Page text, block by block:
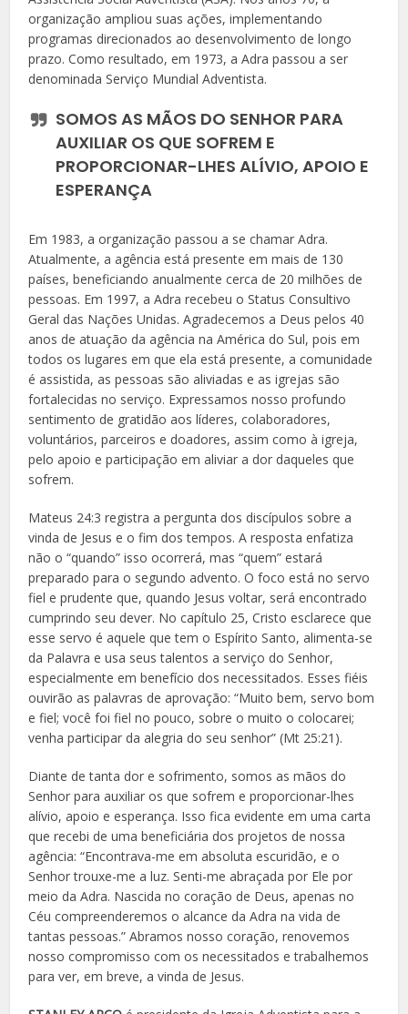
organização ampliou suas ações, implementando
programas direcionados ao desenvolvimento de longo
prazo. Como resultado, em 1973, a Adra passou a ser
denominada Serviço Mundial Adventista.
SOMOS AS MÃOS DO SENHOR PARA
AUXILIAR OS QUE SOFREM E
PROPORCIONAR-LHES ALÍVIO, APOIO E
ESPERANÇA
Em 1983, a organização passou a se chamar Adra.
Atualmente, a agência está presente em mais de 130
países, beneficiando anualmente cerca de 20 milhões de
pessoas. Em 1997, a Adra recebeu o Status Consultivo
Geral das Nações Unidas. Agradecemos a Deus pelos 40
anos de atuação da agência na América do Sul, pois em
todos os lugares em que ela está presente, a comunidade
é assistida, as pessoas são aliviadas e as igrejas são
fortalecidas no serviço. Expressamos nosso profundo
sentimento de gratidão aos líderes, colaboradores,
voluntários, parceiros e doadores, assim como à igreja,
pelo apoio e participação em aliviar a dor daqueles que
sofrem.
Mateus 24:3 registra a pergunta dos discípulos sobre a
vinda de Jesus e o fim dos tempos. A resposta enfatiza
não o “quando” isso ocorrerá, mas “quem” estará
preparado para o segundo advento. O foco está no servo
fiel e prudente que, quando Jesus voltar, será encontrado
cumprindo seu dever. No capítulo 25, Cristo esclarece que
esse servo é aquele que tem o Espírito Santo, alimenta-se
da Palavra e usa seus talentos a serviço do Senhor,
especialmente em benefício dos necessitados. Esses fiéis
ouvirão as palavras de aprovação: “Muito bem, servo bom
e fiel; você foi fiel no pouco, sobre o muito o colocarei;
venha participar da alegria do seu senhor” (Mt 25:21).
Diante de tanta dor e sofrimento, somos as mãos do
Senhor para auxiliar os que sofrem e proporcionar-lhes
alívio, apoio e esperança. Isso fica evidente em uma carta
que recebi de uma beneficiária dos projetos de nossa
agência: “Encontrava-me em absoluta escuridão, e o
Senhor trouxe-me a luz. Senti-me abraçada por Ele por
meio da Adra. Nascida no coração de Deus, apenas no
Céu compreenderemos o alcance da Adra na vida de
tantas pessoas.” Abramos nosso coração, renovemos
nosso compromisso com os necessitados e trabalhemos
para ver, em breve, a vinda de Jesus.